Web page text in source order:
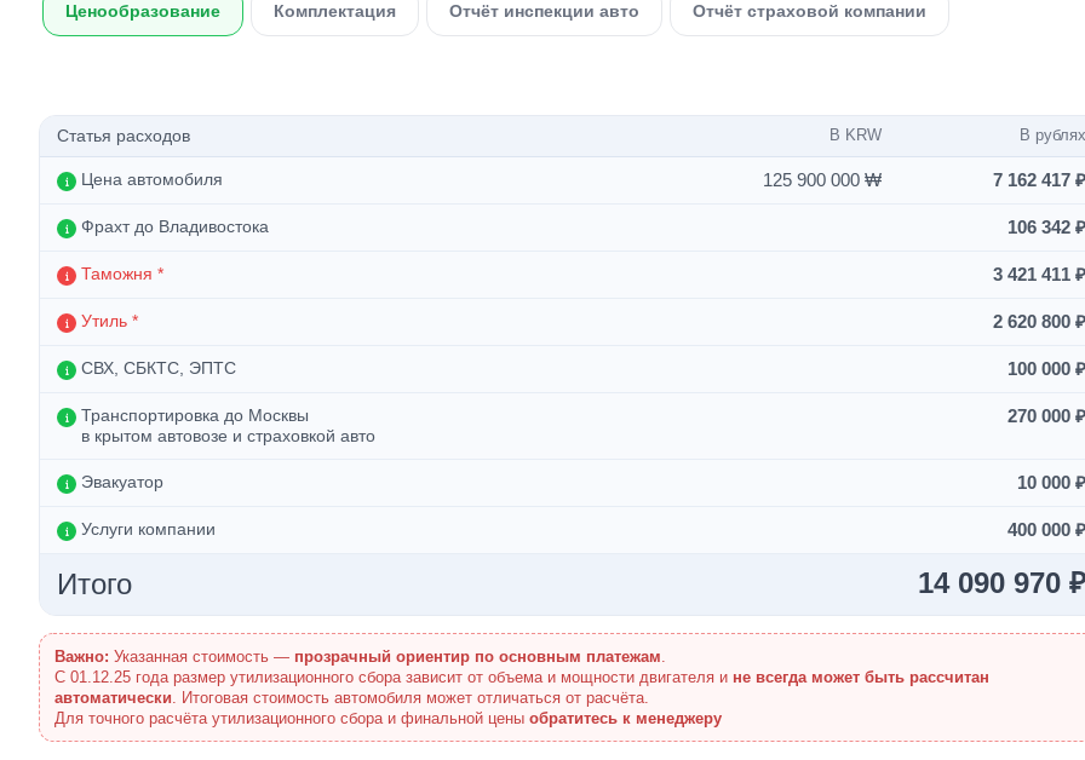
Ценообразование Комплектация Отчёт инспекции авто Отчёт страховой компании
Статья расходов В KRW В рублях
Цена автомобиля 125 900 000 ₩ 7 162 417 ₽
Фрахт до Владивостока 106 342 ₽
Таможня * 3 421 411 ₽
Утиль * 2 620 800 ₽
СВХ, СБКТС, ЭПТС 100 000 ₽
Транспортировка до Москвы
в крытом автовозе и страховкой авто
270 000 ₽
Эвакуатор 10 000 ₽
Услуги компании 400 000 ₽
Итого 14 090 970 ₽
Важно: Указанная стоимость — прозрачный ориентир по основным платежам.
С 01.12.25 года размер утилизационного сбора зависит от объема и мощности двигателя и не всегда может быть рассчитан
автоматически. Итоговая стоимость автомобиля может отличаться от расчёта.
Для точного расчёта утилизационного сбора и финальной цены обратитесь к менеджеру